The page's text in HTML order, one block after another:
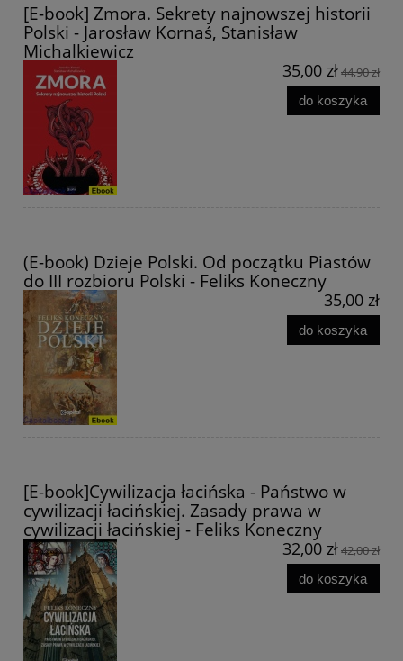
[E-book] Zmora. Sekrety najnowszej historii
Polski - Jarosław Kornaś, Stanisław
Michalkiewicz
35,00 zł44,90 zł
do koszyka
(E-book) Dzieje Polski. Od początku Piastów
do III rozbioru Polski - Feliks Koneczny
35,00 zł
do koszyka
[E-book]Cywilizacja łacińska - Państwo w
cywilizacji łacińskiej. Zasady prawa w
cywilizacji łacińskiej - Feliks Koneczny
32,00 zł42,00 zł
do koszyka